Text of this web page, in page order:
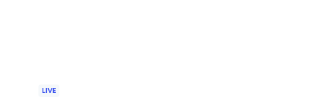
LIVE